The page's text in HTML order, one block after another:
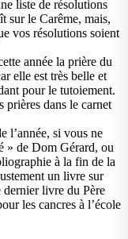
liste de résolutions
sur le Carême, mais,
vos résolutions soient
année la prière du
elle est très belle et
pour le tutoiement.
prières dans le carnet
l’année, si vous ne
» de Dom Gérard, ou
à la fin de la
un livre sur
livre du Père
les cancres à l’école